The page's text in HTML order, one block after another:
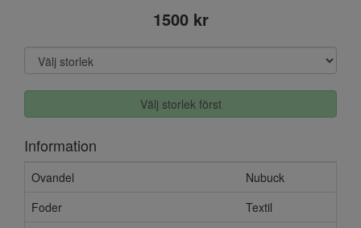
1500 kr
Välj storlek först
Information
Ovandel
Nubuck
Foder
Textil